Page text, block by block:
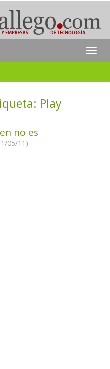
Toggle
Play
no es
05/11)